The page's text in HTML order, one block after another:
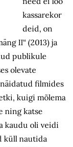
kassarekor
deid, on
II“ (2013) ja
publikule
olevate
filmides
kuigi mõlema
ning katse
kaudu oli veidi
küll nautida